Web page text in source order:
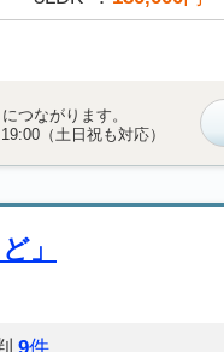
つながります。
（土日祝も対応）
」